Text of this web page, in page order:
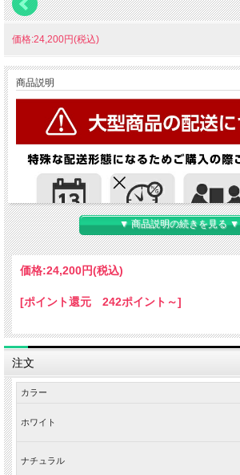
価格:24,200円(税込)
商品説明
▼ 商品説明の続きを見る ▼
価格:24,200円(税込)
[ポイント還元 242ポイント～]
注文
カラー
ホワイト
ナチュラル